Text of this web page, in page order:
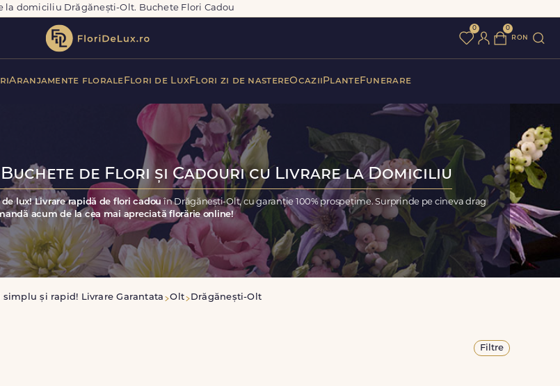
la domiciliu Drăgănești-Olt. Buchete Flori Cadou
0 0
ron
Aranjamente florale Flori de LuxFlori zi de nastereOcazii PlanteFunerare
de Flori și Cadouri cu Livrare la Domiciliu
lux! Livrare rapidă de flori cadou în Drăgănești-Olt, cu garanție 100% prospețime. Surprinde pe cineva drag
acum de la cea mai apreciată florărie online!
simplu și rapid! Livrare Garantata Olt Drăgănești-Olt
Filtre